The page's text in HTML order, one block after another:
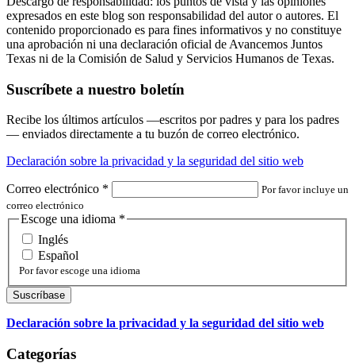
expresados en este blog son responsabilidad del autor o autores. El
contenido proporcionado es para fines informativos y no constituye
una aprobación ni una declaración oficial de Avancemos Juntos
Texas ni de la Comisión de Salud y Servicios Humanos de Texas.
Suscríbete a nuestro boletín
Recibe los últimos artículos —escritos por padres y para los padres
— enviados directamente a tu buzón de correo electrónico.
Declaración sobre la privacidad y la seguridad del sitio web
Correo electrónico *
Por favor incluye un
correo electrónico
Escoge una idioma *
Inglés
Español
Por favor escoge una idioma
Declaración sobre la privacidad y la seguridad del sitio web
Categorías